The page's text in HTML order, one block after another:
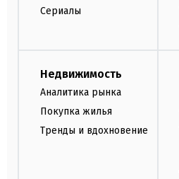
Сериалы
Недвижимость
Аналитика рынка
Покупка жилья
Тренды и вдохновение